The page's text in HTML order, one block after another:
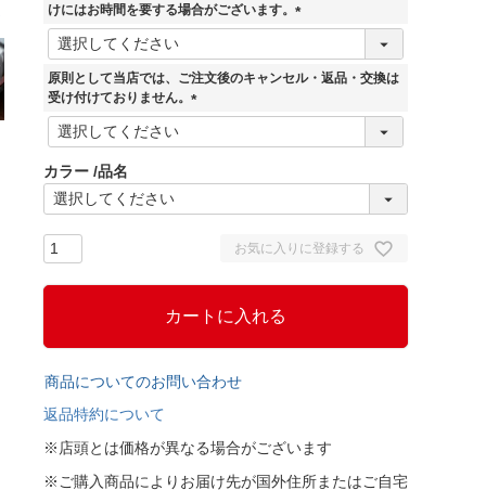
けにはお時間を要する場合がございます。
(
須
原則として当店では、ご注文後のキャンセル・返品・交換は
受け付けておりません。
(
)
カラー 品名
お気に入りに登録する
カートに入れる
商品についてのお問い合わせ
返品特約について
※店頭とは価格が異なる場合がございます
※ご購入商品によりお届け先が国外住所またはご自宅